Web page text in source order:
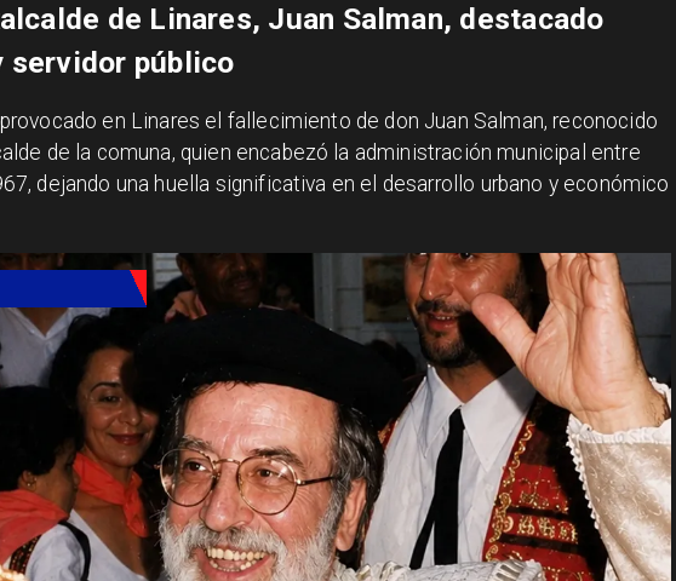
de Linares, Juan Salman, destacado
servidor público
en Linares el fallecimiento de don Juan Salman, reconocido
de la comuna, quien encabezó la administración municipal entre
dejando una huella significativa en el desarrollo urbano y económico